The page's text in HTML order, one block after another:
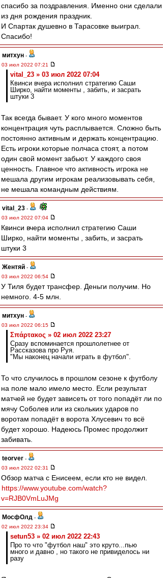
спасибо за поздравления. Именно они сделали
из дня рождения праздник.
И Спартак душевно в Тарасовке выиграл.
Спасибо!
митхун -
03 июл 2022 07:21
vital_23 » 03 июл 2022 07:04
Квинси вчера исполнил стратегию Саши
Ширко, найти моменты , забить, и засрать
штуки 3
Так всегда бывает. У кого много моментов
концентрация чуть расплывается. Сложно быть
постоянно активным и держать концентрацию.
Есть игроки.которые полчаса стоят, а потом
один свой момент забьют. У каждого своя
ценность. Главное что активность игрока не
мешала другим игрокам реализовывать себя,
не мешала командным действиям.
vital_23 -
03 июл 2022 07:04
Квинси вчера исполнил стратегию Саши
Ширко, найти моменты , забить, и засрать
штуки 3
Жентяй -
03 июл 2022 06:54
У Тиля будет трансфер. Деньги получим. Но
немного. 4-5 млн.
митхун -
03 июл 2022 06:15
Σπάρτακος » 02 июл 2022 23:27
Сразу вспоминается прошлолетнее от
Рассказова про Руя.
"Мы наконец начали играть в футбол".
То что случилось в прошлом сезоне к футболу
на поле мало имело место. Если результат
матчей не будет зависеть от того попадёт ли по
мячу Соболев или из скольких ударов по
воротам попадёт в ворота Хлусевич то всё
будет хорошо. Надеюсь Промес продолжит
забивать.
teorver -
03 июл 2022 02:31
Обзор матча с Енисеем, если кто не видел.
https://www.youtube.com/watch?
v=RJB0VmLuJMg
МосфОлд -
02 июл 2022 23:34
setun53 » 02 июл 2022 22:43
Про то что "футбол наш" это круто...пью
много и давно , но такого не привиделось ни
разу